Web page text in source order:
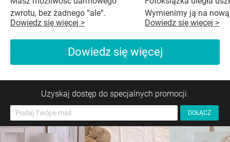
zwrotu, bez żadnego “ale”.
Dowiedz się więcej >
Wymienimy ją na
Dowiedz się więcej >
Dowiedz się więcej
Uzyskaj dostęp do specjalnych promocji.